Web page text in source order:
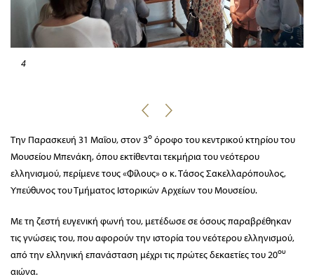
4
Την Παρασκευή 31 Μαΐου, στον 3ο όροφο του κεντρικού κτηρίου του
Μουσείου Μπενάκη, όπου εκτίθενται τεκμήρια του νεότερου
ελληνισμού, περίμενε τους «Φίλους» ο κ. Τάσος Σακελλαρόπουλος,
Υπεύθυνος του Τμήματος Ιστορικών Αρχείων του Μουσείου.
Με τη ζεστή ευγενική φωνή του, μετέδωσε σε όσους παραβρέθηκαν
τις γνώσεις του, που αφορούν την ιστορία του νεότερου ελληνισμού,
από την ελληνική επανάσταση μέχρι τις πρώτες δεκαετίες του 20ου
αιώνα.